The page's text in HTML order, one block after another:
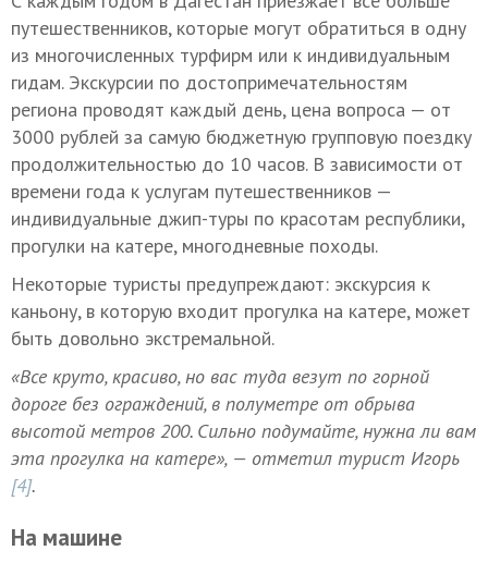
путешественников, которые могут обратиться в одну
из многочисленных турфирм или к индивидуальным
гидам. Экскурсии по достопримечательностям
региона проводят каждый день, цена вопроса — от
3000 рублей за самую бюджетную групповую поездку
продолжительностью до 10 часов. В зависимости от
времени года к услугам путешественников —
индивидуальные джип-туры по красотам республики,
прогулки на катере, многодневные походы.
Некоторые туристы предупреждают: экскурсия к
каньону, в которую входит прогулка на катере, может
быть довольно экстремальной.
«Все круто, красиво, но вас туда везут по горной
дороге без ограждений, в полуметре от обрыва
высотой метров 200. Сильно подумайте, нужна ли вам
эта прогулка на катере», — отметил турист Игорь
[4].
На машине